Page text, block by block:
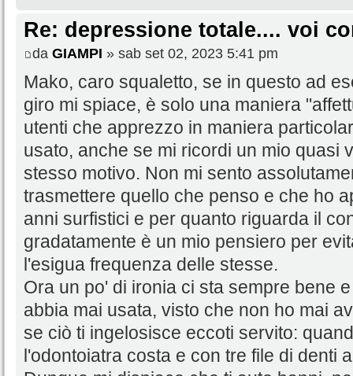
Re: depressione totale.... voi
da GIAMPI » sab set 02, 2023 5:41 pm
Mako, caro squaletto, se in questo ad
giro mi spiace, è solo una maniera
utenti che apprezzo in maniera
usato, anche se mi ricordi un mio quasi
stesso motivo. Non mi sento
trasmettere quello che penso e che ho
anni surfistici e per quanto riguarda il
gradatamente è un mio pensiero per
l'esigua frequenza delle stesse.
Ora un po' di ironia ci sta sempre bene
abbia mai usata, visto che non ho mai
se ciò ti ingelosisce eccoti servito:
l'odontoiatra costa e con tre file di denti